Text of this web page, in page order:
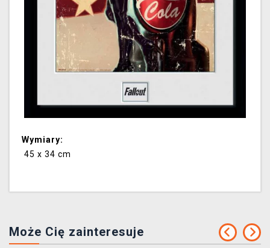
Wymiary:
45 x 34 cm
Może Cię zainteresuje